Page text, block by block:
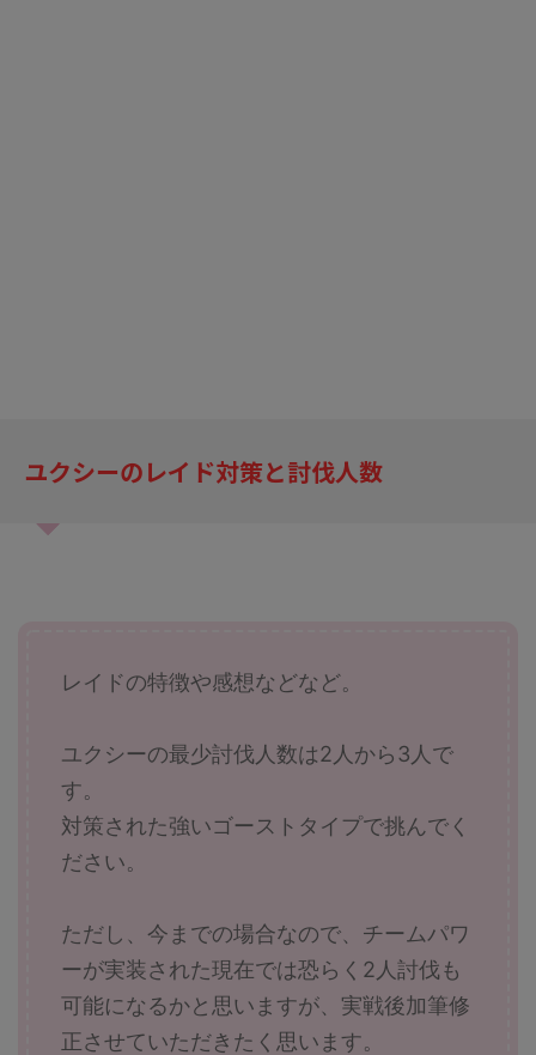
ユクシーのレイド対策と討伐人数
レイドの特徴や感想などなど。
ユクシーの最少討伐人数は2人から3人で
す。
対策された強いゴーストタイプで挑んでく
ださい。
ただし、今までの場合なので、チームパワ
ーが実装された現在では恐らく2人討伐も
可能になるかと思いますが、実戦後加筆修
正させていただきたく思います。